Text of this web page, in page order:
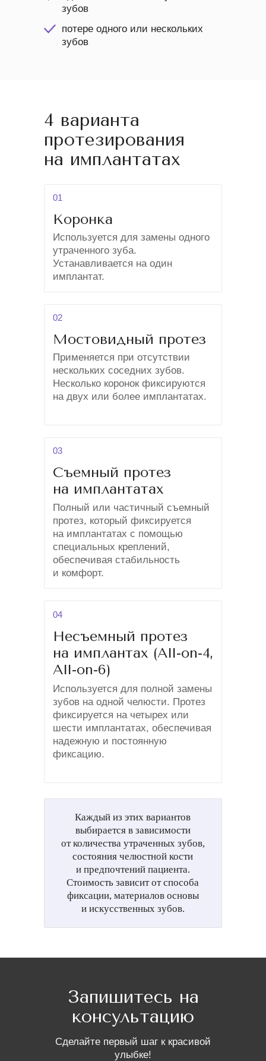
зубов
потере одного или нескольких
зубов
4 варианта
протезирования
на имплантатах
01
Коронка
Используется для замены одного
утраченного зуба.
Устанавливается на один
имплантат.
02
Мостовидный протез
Применяется при отсутствии
нескольких соседних зубов.
Несколько коронок фиксируются
на двух или более имплантатах.
03
Съемный протез
на имплантатах
Полный или частичный съемный
протез, который фиксируется
на имплантатах с помощью
специальных креплений,
обеспечивая стабильность
и комфорт.
04
Несъемный протез
на имплантах (All-on-4,
All-on-6)
Используется для полной замены
зубов на одной челюсти. Протез
фиксируется на четырех или
шести имплантатах, обеспечивая
надежную и постоянную
фиксацию.
Каждый из этих вариантов
выбирается в зависимости
от количества утраченных зубов,
состояния челюстной кости
и предпочтений пациента.
Стоимость зависит от способа
фиксации, материалов основы
и искусственных зубов.
Запишитесь на
консультацию
Cделайте первый шаг к красивой
улыбке!